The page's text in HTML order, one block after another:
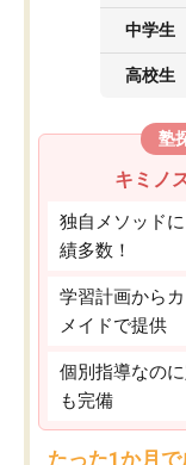
中学生
高校生
塾
キミノ
独自メソッド
績多数！
学習計画から
メイドで提供
個別指導なの
も完備
たった1か月